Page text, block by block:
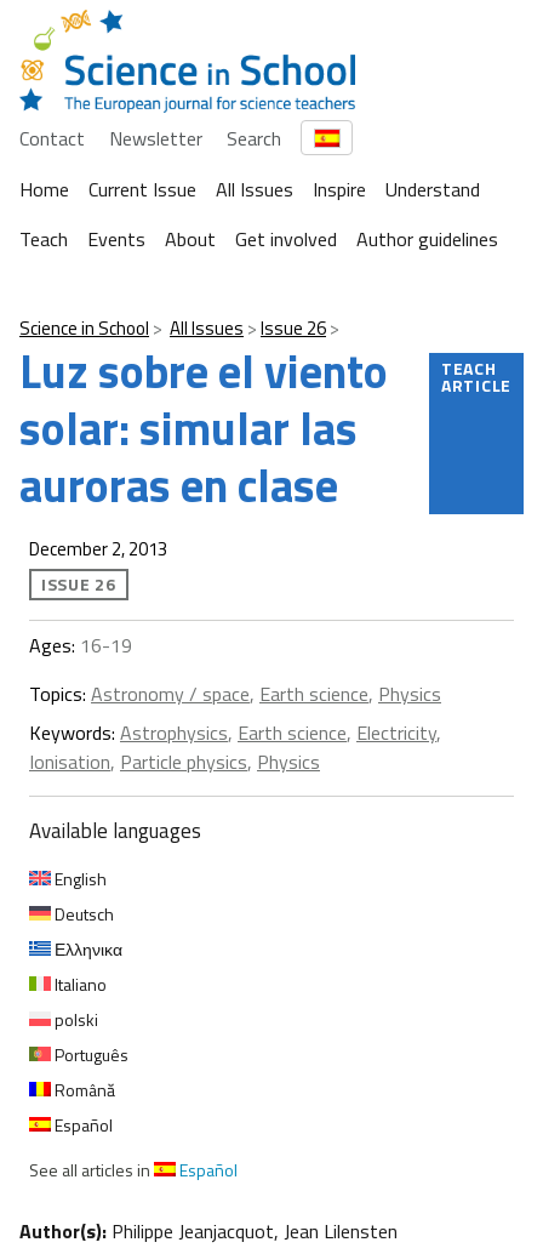
Contact Newsletter
Search
Home
Current Issue All Issues Inspire
Understand
Teach
Events About Get involved Author guidelines
Science in School All Issues Issue 26
Luz sobre el viento
solar: simular las
auroras en clase
TEACH
ARTICLE
December 2, 2013
ISSUE 26
Ages: 16-19
Topics: Astronomy / space, Earth science, Physics
Keywords: Astrophysics, Earth science, Electricity,
Ionisation, Particle physics, Physics
Available languages
English
Deutsch
Ελληνικα
Italiano
polski
Português
Română
Español
See all articles in
Español
Author(s): Philippe Jeanjacquot, Jean Lilensten